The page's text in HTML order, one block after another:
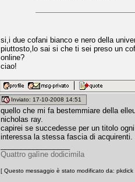
si,i due cofani bianco e nero della
piuttosto,lo sai si che ti sei preso un
online?
ciao!
Inviato: 17-10-2008 14:51
quello che mi fa bestemmiare della
nicholas ray.
capirei se succedesse per un titolo
interessa la stessa fascia di acquirenti.
Quattro galìne dodicimila
[ Questo messaggio è stato modificato da: